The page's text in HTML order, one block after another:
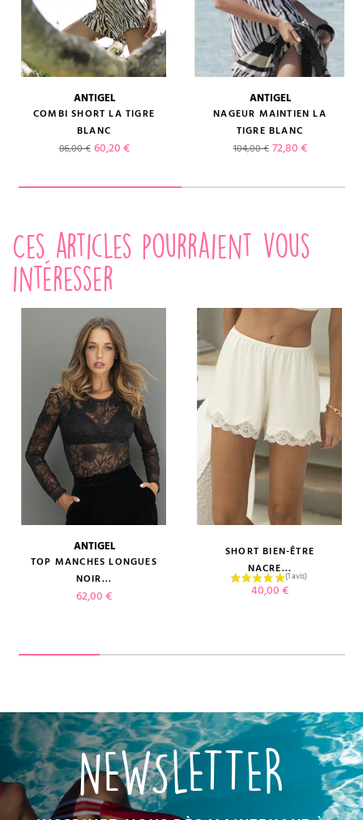
ANTIGEL
COMBI SHORT LA TIGRE
BLANC
Prix de base
86,00 € Prix
60,20 €
ANTIGEL
NAGEUR MAINTIEN LA
TIGRE BLANC
Prix de base
104,00 € Prix
72,80 €
Ces articles pourraient vous
intéresser
ANTIGEL
TOP MANCHES LONGUES
NOIR...
Prix
62,00 €
SHORT BIEN-ÊTRE
NACRE...
Prix
40,00 €
NEWSLETTER